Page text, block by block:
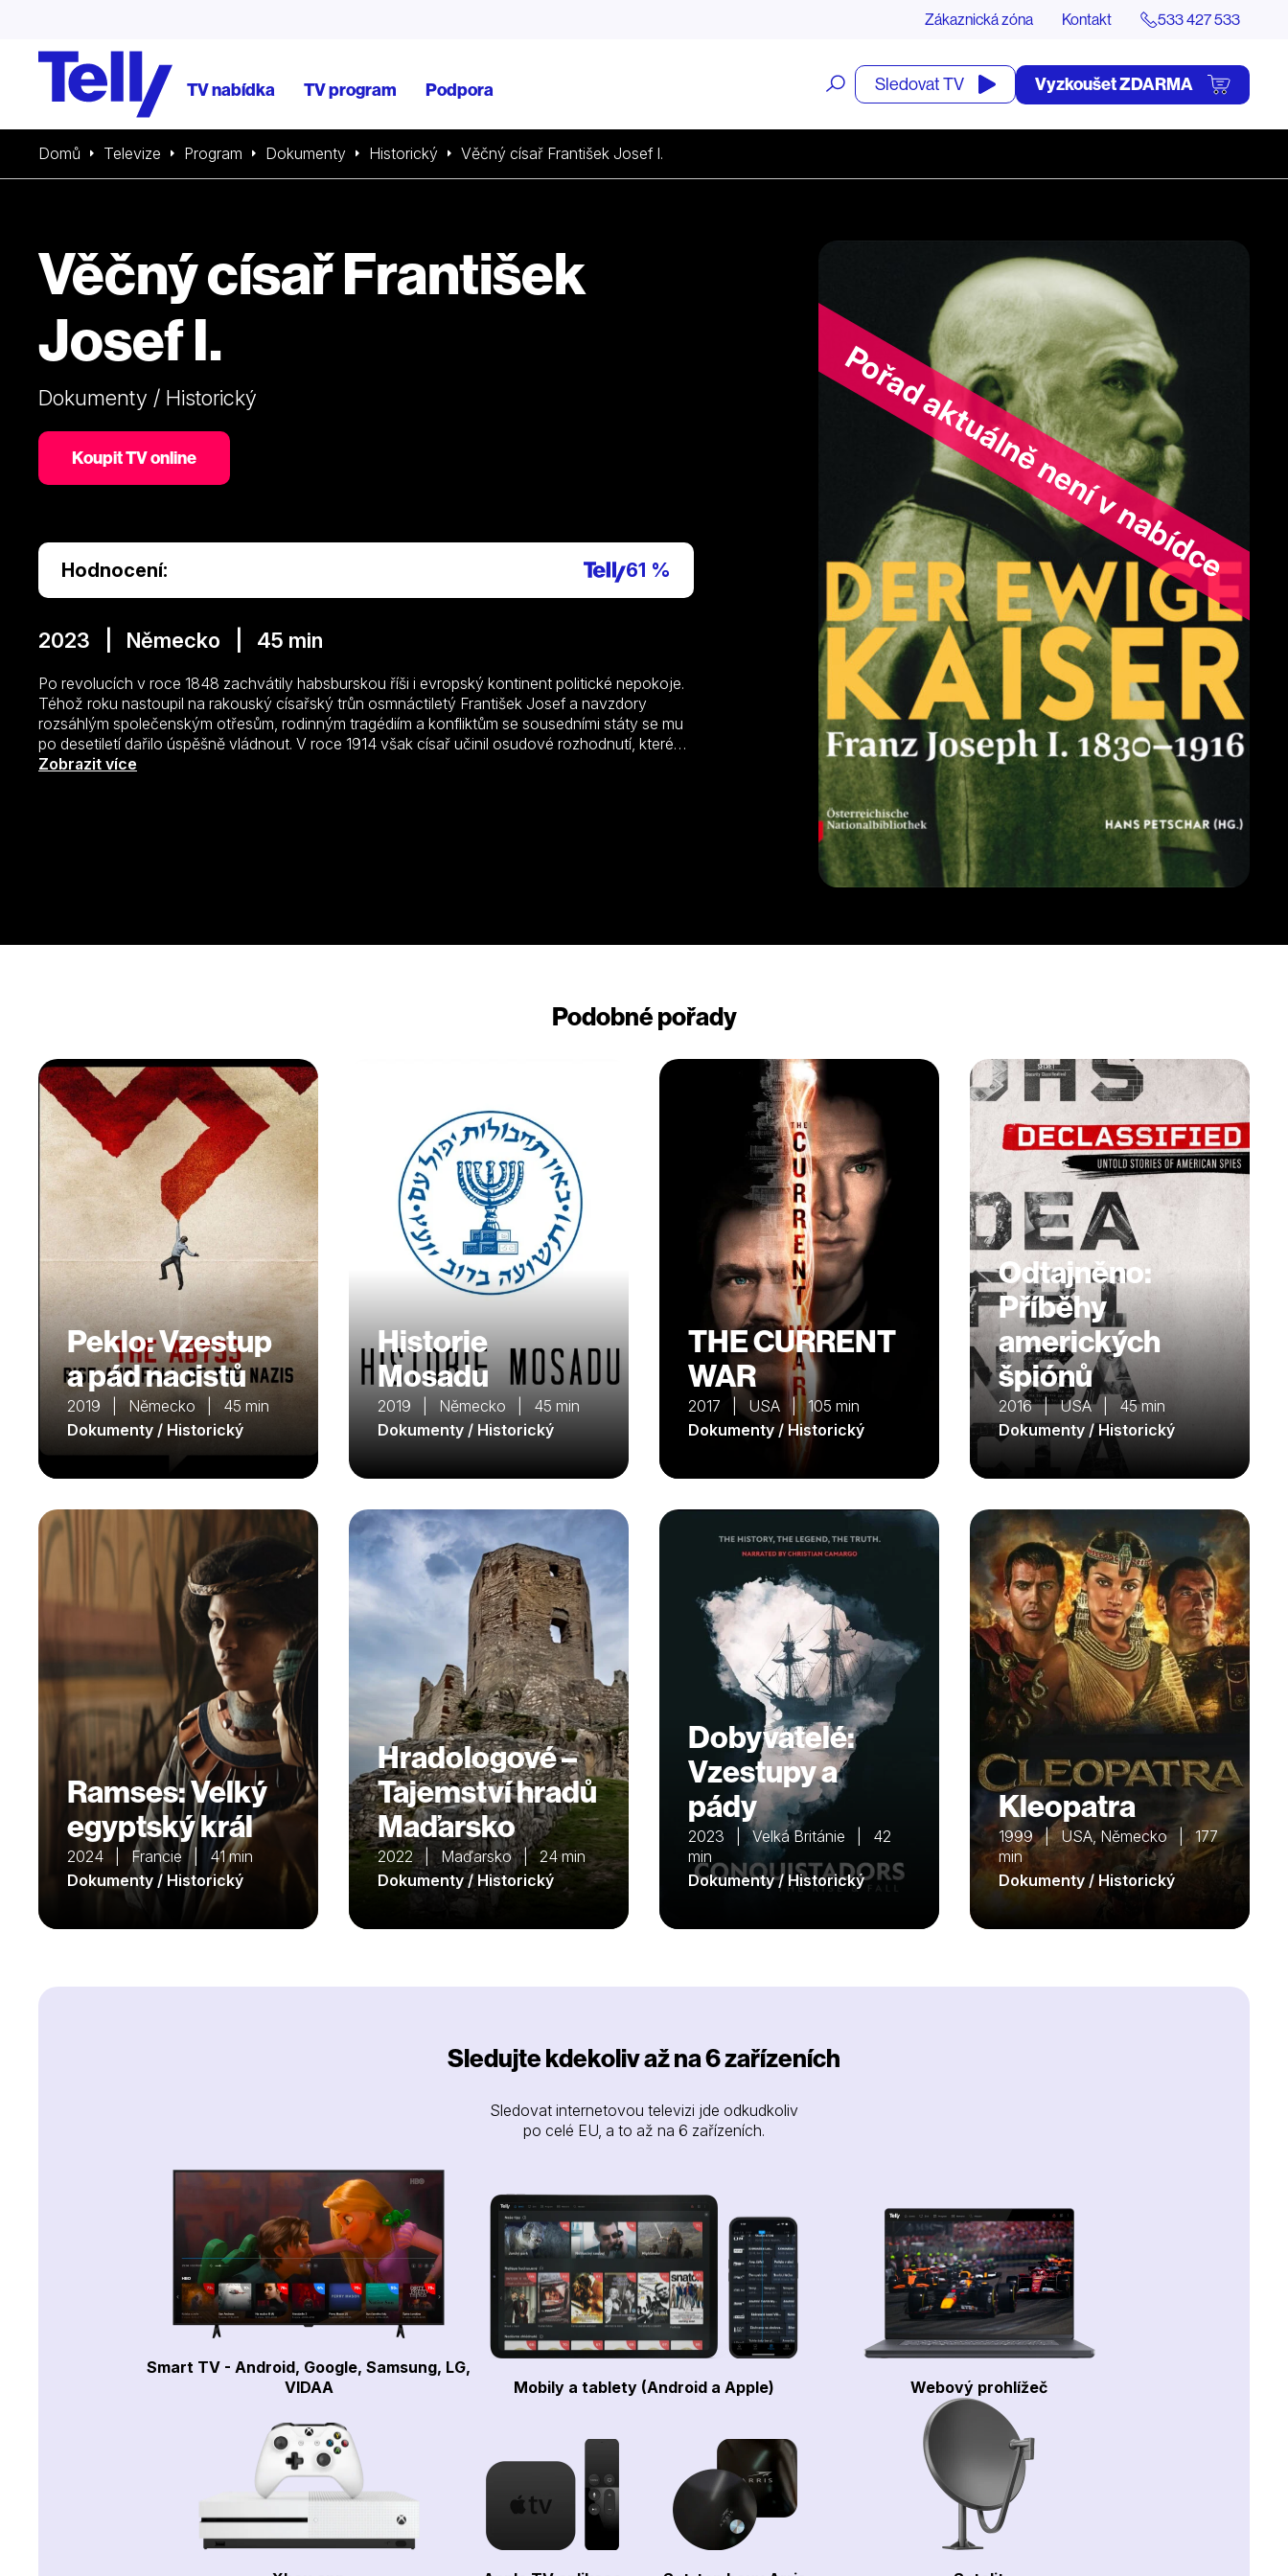
Zákaznická zóna Kontakt 533 427 533
TV nabídka TV program Podpora
Otevřít
vyhledávání
Sledovat TV Vyzkoušet ZDARMA
Domů Televize Program Dokumenty Historický Věčný císař František Josef I.
Pořad aktuálně není v nabídce
Věčný císař František
Josef I.
Dokumenty / Historický
Koupit TV online
Hodnocení: 61 %
2023 | Německo | 45 min
Po revolucích v roce 1848 zachvátily habsburskou říši i evropský kontinent politické nepokoje.
Téhož roku nastoupil na rakouský císařský trůn osmnáctiletý František Josef a navzdory
rozsáhlým společenským otřesům, rodinným tragédiím a konfliktům se sousedními státy se mu
po desetiletí dařilo úspěšně vládnout. V roce 1914 však císař učinil osudové rozhodnutí, které
vyústilo ve vyhlášení první světové války a ukončilo staletí habsburské vlády. Jakou roli hrála
Zobrazit více
Podobné pořady
Peklo: Vzestup
a pád nacistů
2019 | Německo | 45 min
Dokumenty / Historický
Historie
Mosadu
2019 | Německo | 45 min
Dokumenty / Historický
THE CURRENT
WAR
2017 | USA | 105 min
Dokumenty / Historický
Odtajněno:
Příběhy
amerických
špiónů
2016 | USA | 45 min
Dokumenty / Historický
Ramses: Velký
egyptský král
2024 | Francie | 41 min
Dokumenty / Historický
Hradologové –
Tajemství hradů
Maďarsko
2022 | Maďarsko | 24 min
Dokumenty / Historický
Dobyvatelé:
Vzestupy a
pády
2023 | Velká Británie | 42
min
Dokumenty / Historický
Kleopatra
1999 | USA, Německo | 177
min
Dokumenty / Historický
Sledujte kdekoliv až na 6 zařízeních
Sledovat internetovou televizi jde odkudkoliv
po celé EU, a to až na 6 zařízeních.
Smart TV - Android, Google, Samsung, LG,
VIDAA
Mobily a tablety (Android a Apple) Webový prohlížeč